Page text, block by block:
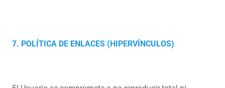
7. POLÍTICA DE ENLACES (HIPERVÍNCULOS)